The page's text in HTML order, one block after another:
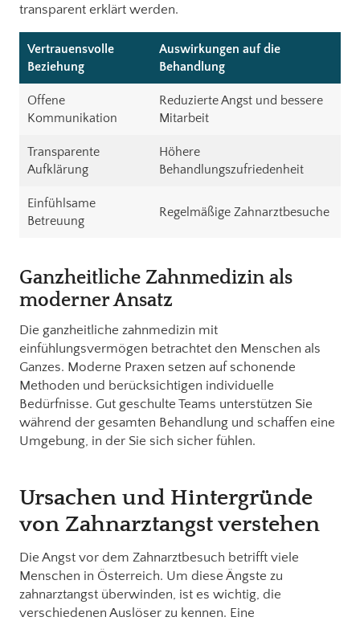
transparent erklärt werden.
Vertrauensvolle
Beziehung
Auswirkungen auf die
Behandlung
Offene
Kommunikation
Reduzierte Angst und bessere
Mitarbeit
Transparente
Aufklärung
Höhere
Behandlungszufriedenheit
Einfühlsame
Betreuung
Regelmäßige Zahnarztbesuche
Ganzheitliche Zahnmedizin als
moderner Ansatz
Die ganzheitliche zahnmedizin mit
einfühlungsvermögen betrachtet den Menschen als
Ganzes. Moderne Praxen setzen auf schonende
Methoden und berücksichtigen individuelle
Bedürfnisse. Gut geschulte Teams unterstützen Sie
während der gesamten Behandlung und schaffen eine
Umgebung, in der Sie sich sicher fühlen.
Ursachen und Hintergründe
von Zahnarztangst verstehen
Die Angst vor dem Zahnarztbesuch betrifft viele
Menschen in Österreich. Um diese Ängste zu
zahnarztangst überwinden, ist es wichtig, die
verschiedenen Auslöser zu kennen. Eine